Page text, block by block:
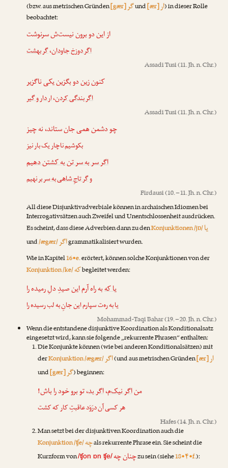
(bzw. aus metrischen Gründen[gær]گرund[ær]ار) in dieser Rolle
beobachtet:
از این دو برون نیست‌ش سرنوشت
اگر دوزخ جاودان،گر بهشت
Assadi Tusi(11. Jh. n. Chr.)
کنون زین دو بگزین یکی ناگزیر
اگر بندگی کردن،ار دار و گیر
Assadi Tusi(11. Jh. n. Chr.)
چو دشمن همی جان ستاند، نه چیز
بکوشیم ناچار یک بار نیز
اگر سر به سر تن به کشتن دهیم
وگر تاجِ شاهی به سر بر نهیم
Firdausi(10. – 11. Jh. n. Chr.)
All diese Disjunktivadverbiale können in archaischen Idiomen bei
Interrogativsätzen auch Zweifel und Unentschlossenheit ausdrücken.
Es scheint, dass diese Adverbien dann zu denKonjunktionen /jɒ/یا
und/ægær/اگرgrammatikalisiert wurden.
Wie in Kapitel16•e.erörtert, können solche Konjunktionen von der
Konjunktion /ke/کهbegleitet werden:
یا کهبه راه آرم این صیدِ دلِ رمیده را
یا به ره‌ت سپارم این جانِ به لب رسیده را
Mohammad-Taqi Bahar(19. – 20. Jh. n. Chr.)
Wenn die entstandene disjunktive Koordination als Konditionalsatz
eingesetzt wird, kann sie folgende „rekurrente Phrasen“ enthalten:
Die Konjunkte können (wie bei anderen Konditionalsätzen) mit
derKonjunktion /ægær/اگر(und aus metrischen Gründen[ær]ار
und[gær]گر) beginnen:
مناگر نیک‌م،اگر بد، تو برو خود را باش!
هر کسی آن درَوَد عاقبتِ کار که کشت
Hafes(14. Jh. n. Chr.)
Man setzt bei der disjunktiven Koordination auch die
Konjunktion /ʧe/چهals rekurrente Phrase ein. Sie scheint die
Kurzform von/ʧon ɒn ʧe/چنان چهzu sein (siehe18•۴•f.):